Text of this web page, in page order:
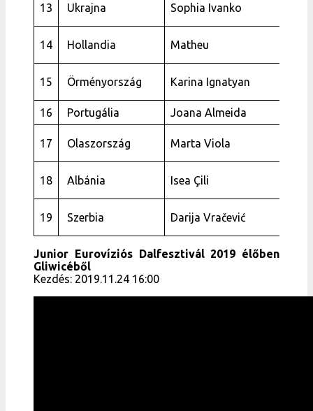
13 Ukrajna Sophia Ivanko
14 Hollandia Matheu
15 Örményország Karina Ignatyan
16
Portugália Joana Almeida
17 Olaszország Marta Viola
18 Albánia Isea Çili
19 Szerbia Darija Vračević
Junior Eurovíziós Dalfesztivál 2019 élőben
Gliwicéből
Kezdés: 2019.11.24 16:00